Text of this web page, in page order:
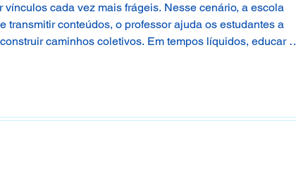
cada vez mais frágeis. Nesse cenário, a escola
transmitir conteúdos, o professor ajuda os estudantes a
caminhos coletivos. Em tempos líquidos, educar é